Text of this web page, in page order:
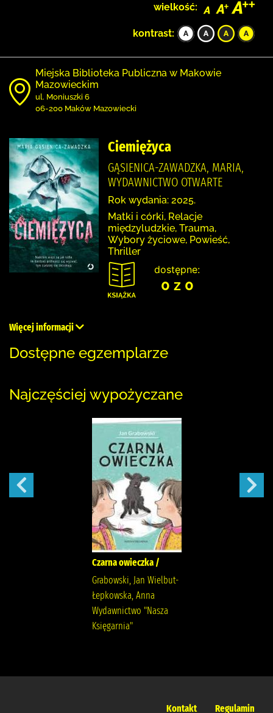
wielkość:
kontrast:
Miejska Biblioteka Publiczna w Makowie
Mazowieckim
ul. Moniuszki 6
06-200 Maków Mazowiecki
Ciemiężyca
GĄSIENICA-ZAWADZKA, MARIA,
WYDAWNICTWO OTWARTE
Rok wydania: 2025.
Matki i córki, Relacje
międzyludzkie, Trauma,
Wybory życiowe, Powieść,
Thriller
dostępne:
0 z 0
Więcej informacji
Dostępne egzemplarze
Najczęściej wypożyczane
Czarna owieczka /
Grabowski, Jan Wielbut-
Łepkowska, Anna
Wydawnictwo "Nasza
Księgarnia"
Kontakt Regulamin